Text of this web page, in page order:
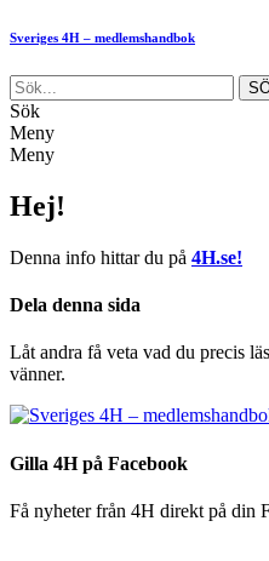
Sveriges 4H – medlemshandbok
Sök
Meny
Meny
Hej!
Denna info hittar du på 4H.se!
Dela denna sida
Låt andra få veta vad du precis
vänner.
Gilla 4H på Facebook
Få nyheter från 4H direkt på din